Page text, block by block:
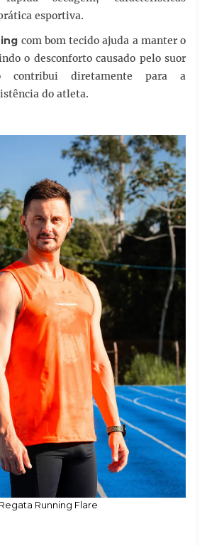
esportiva.
com bom tecido ajuda a manter o
o desconforto causado pelo suor
contribui diretamente para a
do atleta.
Regata Running Flare